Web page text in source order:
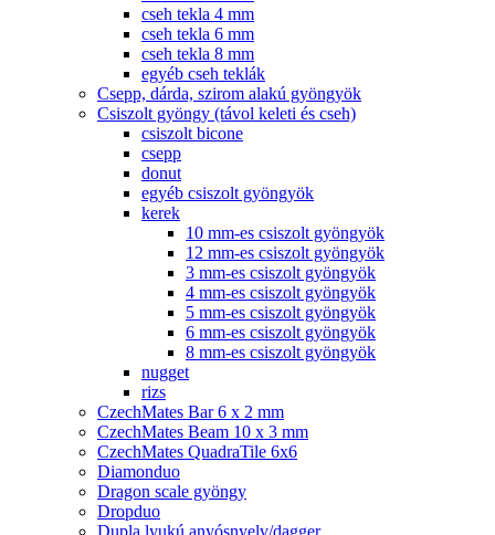
cseh tekla 4 mm
cseh tekla 6 mm
cseh tekla 8 mm
egyéb cseh teklák
Csepp, dárda, szirom alakú gyöngyök
Csiszolt gyöngy (távol keleti és cseh)
csiszolt bicone
csepp
donut
egyéb csiszolt gyöngyök
kerek
10 mm-es csiszolt gyöngyök
12 mm-es csiszolt gyöngyök
3 mm-es csiszolt gyöngyök
4 mm-es csiszolt gyöngyök
5 mm-es csiszolt gyöngyök
6 mm-es csiszolt gyöngyök
8 mm-es csiszolt gyöngyök
nugget
rizs
CzechMates Bar 6 x 2 mm
CzechMates Beam 10 x 3 mm
CzechMates QuadraTile 6x6
Diamonduo
Dragon scale gyöngy
Dropduo